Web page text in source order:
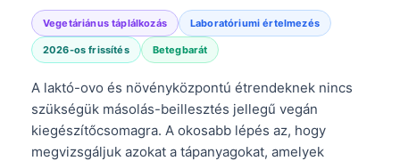
Vegetáriánus táplálkozás Laboratóriumi értelmezés
2026-os frissítés Betegbarát
A laktó-ovo és növényközpontú étrendeknek nincs
szükségük másolás-beillesztés jellegű vegán
kiegészítőcsomagra. A okosabb lépés az, hogy
megvizsgáljuk azokat a tápanyagokat, amelyek